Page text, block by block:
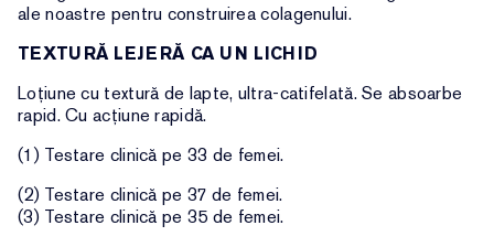
ale noastre pentru construirea colagenului.
TEXTURĂ LEJERĂ CA UN LICHID
Loțiune cu textură de lapte, ultra-catifelată. Se absoarbe
rapid. Cu acțiune rapidă.
(1) Testare clinică pe 33 de femei.
(2) Testare clinică pe 37 de femei.
(3) Testare clinică pe 35 de femei.